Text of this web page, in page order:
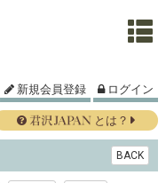
新規会員登録 ログイン
とは？
BACK